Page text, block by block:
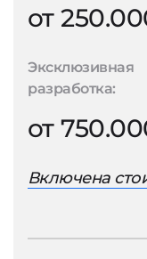
от
Эксклюзивная
разработка:
от
Включена